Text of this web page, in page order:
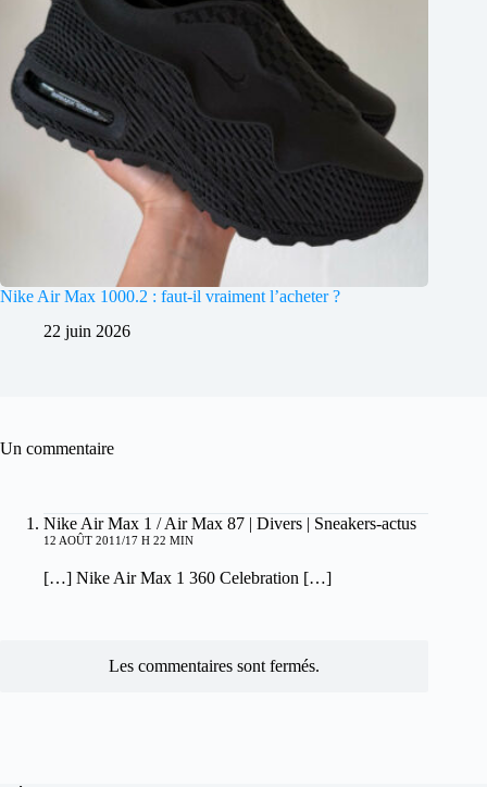
Nike Air Max 1000.2 : faut-il vraiment l’acheter ?
22 juin 2026
Un commentaire
Nike Air Max 1 / Air Max 87 | Divers | Sneakers-actus
12 AOÛT 2011/17 H 22 MIN
[…] Nike Air Max 1 360 Celebration […]
Les commentaires sont fermés.